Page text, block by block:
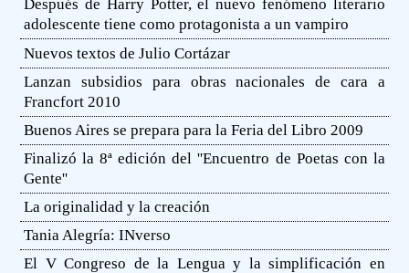
Después de Harry Potter, el nuevo fenómeno literario
adolescente tiene como protagonista a un vampiro
Nuevos textos de Julio Cortázar
Lanzan subsidios para obras nacionales de cara a
Francfort 2010
Buenos Aires se prepara para la Feria del Libro 2009
Finalizó la 8ª edición del ''Encuentro de Poetas con la
Gente''
La originalidad y la creación
Tania Alegría: INverso
El V Congreso de la Lengua y la simplificación en